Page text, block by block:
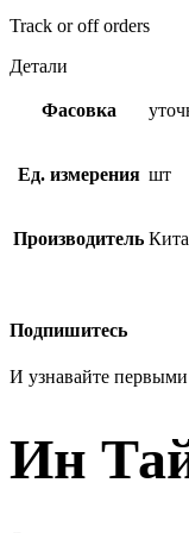
Track or off orders
Детали
Фасовка
Ед. измерения шт
Производитель
Подпишитесь
И узнавайте
Ин